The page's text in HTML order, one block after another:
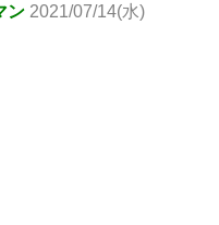
ン 2021/07/14(水)